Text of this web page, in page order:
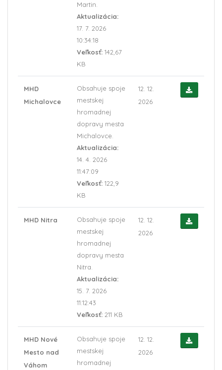
Martin.
Aktualizácia:
17. 7. 2026
10:34:18
Veľkosť: 142,67
KB
MHD
Michalovce
Obsahuje spoje
mestskej
hromadnej
dopravy mesta
Michalovce.
Aktualizácia:
14. 4. 2026
11:47:09
Veľkosť: 122,9
KB
12. 12.
2026
MHD Nitra
Obsahuje spoje
mestskej
hromadnej
dopravy mesta
Nitra.
Aktualizácia:
15. 7. 2026
11:12:43
Veľkosť: 211 KB
12. 12.
2026
MHD Nové
Mesto nad
Váhom
Obsahuje spoje
mestskej
hromadnej
12. 12.
2026